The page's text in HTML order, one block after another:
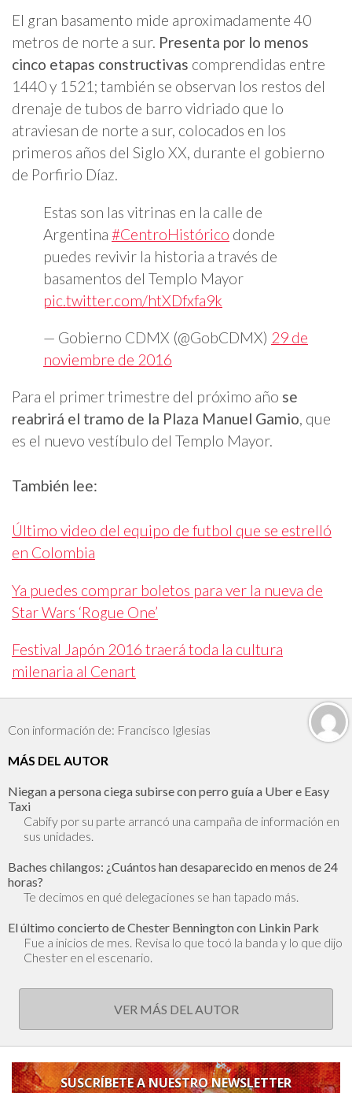
El gran basamento mide aproximadamente 40
metros de norte a sur. Presenta por lo menos
cinco etapas constructivas comprendidas entre
1440 y 1521; también se observan los restos del
drenaje de tubos de barro vidriado que lo
atraviesan de norte a sur, colocados en los
primeros años del Siglo XX, durante el gobierno
de Porfirio Díaz.
Estas son las vitrinas en la calle de
Argentina #CentroHistórico donde
puedes revivir la historia a través de
basamentos del Templo Mayor
pic.twitter.com/htXDfxfa9k
— Gobierno CDMX (@GobCDMX) 29 de
noviembre de 2016
Para el primer trimestre del próximo año se
reabrirá el tramo de la Plaza Manuel Gamio, que
es el nuevo vestíbulo del Templo Mayor.
También lee:
Último video del equipo de futbol que se estrelló
en Colombia
Ya puedes comprar boletos para ver la nueva de
Star Wars ‘Rogue One’
Festival Japón 2016 traerá toda la cultura
milenaria al Cenart
Con información de: Francisco Iglesias
MÁS DEL AUTOR
Niegan a persona ciega subirse con perro guía a Uber e Easy
Taxi
Cabify por su parte arrancó una campaña de información en
sus unidades.
Baches chilangos: ¿Cuántos han desaparecido en menos de 24
horas?
Te decimos en qué delegaciones se han tapado más.
El último concierto de Chester Bennington con Linkin Park
Fue a inicios de mes. Revisa lo que tocó la banda y lo que dijo
Chester en el escenario.
VER MÁS DEL AUTOR
SUSCRÍBETE A NUESTRO NEWSLETTER